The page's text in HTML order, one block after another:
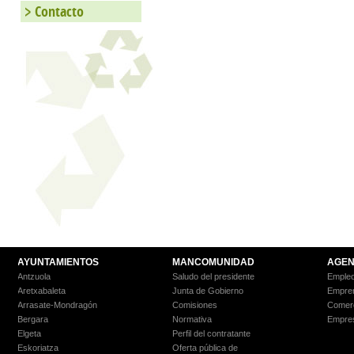
Contacto
AYUNTAMIENTOS
Antzuola
Aretxabaleta
Arrasate-Mondragón
Bergara
Elgeta
Eskoriatza
MANCOMUNIDAD
Saludo del presidente
Junta de Gobierno
Comisiones
Normativa
Perfil del contratante
Oferta pública de